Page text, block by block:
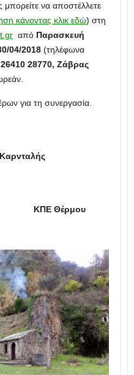
μπορείτε να αποστέλλετε
κάνοντας κλικ εδώ) στη
από Παρασκευή
04/2018(τηλέφωνα
26410 28770, Ζάβρας
για τη συνεργασία.
ΚΠΕ Θέρμου